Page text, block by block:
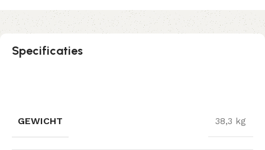
Specificaties
GEWICHT 38,3 kg